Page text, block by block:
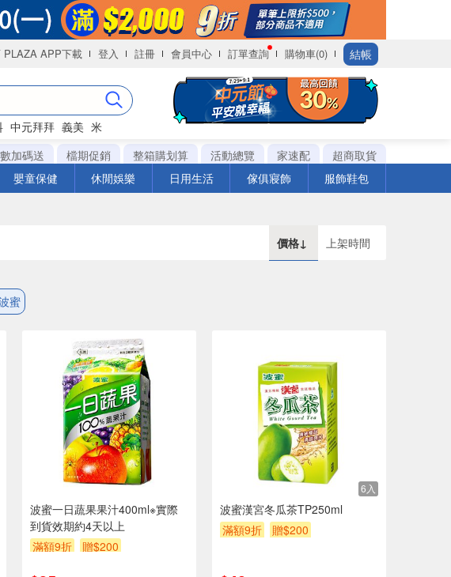
PLAZA APP下載 登入 註冊 會員中心 訂單查詢 購物車(0) 結帳
中元拜拜 義美 米
加碼送 檔期促銷 整箱購划算 活動總覽 家速配
超商取貨
嬰童保健 休閒娛樂 日用生活 傢俱寢飾 服飾鞋包
價格↓ 上架時間
蜜
波蜜一日蔬果果汁400ml※實際
到貨效期約4天以上
滿額9折
贈$200
6入
波蜜漢宮冬瓜茶TP250ml
滿額9折
贈$200